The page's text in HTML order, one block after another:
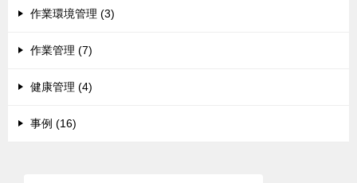
作業環境管理 (3)
作業管理 (7)
健康管理 (4)
事例 (16)